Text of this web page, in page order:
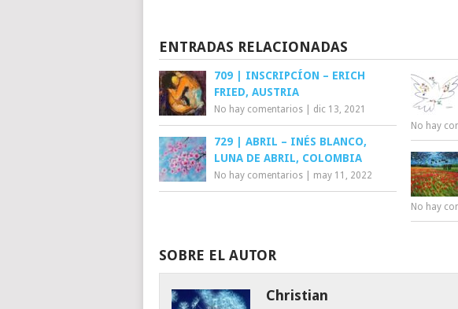
ENTRADAS RELACIONADAS
709 | INSCRIPCÍON – ERICH
FRIED, AUSTRIA
No hay comentarios dic 13, 2021
No hay
729 | ABRIL – INÉS BLANCO,
LUNA DE ABRIL, COLOMBIA
No hay comentarios may 11, 2022
No hay
SOBRE EL AUTOR
Christian